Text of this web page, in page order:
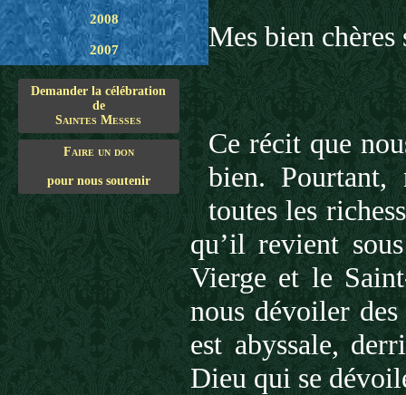
2008
2007
Demander la célébration
de
Saintes Messes
Faire un don
pour nous soutenir
Mes bien
Ce récit que
bien. Pourtant,
toutes les
qu’il revient
Vierge et le
nous dévoiler
est abyssale,
Dieu qui se